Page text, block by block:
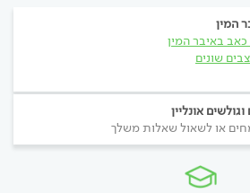
המין
באיבר המין
שונים
אונליין
או לשאול שאלות משלך